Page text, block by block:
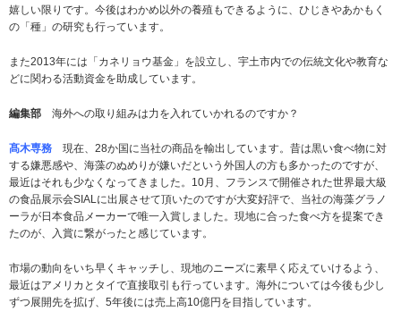
嬉しい限りです。今後はわかめ以外の養殖もできるように、ひじきやあかもく
の「種」の研究も行っています。
また2013年には「カネリョウ基金」を設立し、宇土市内での伝統文化や教育な
どに関わる活動資金を助成しています。
編集部 海外への取り組みは力を入れていかれるのですか？
髙木専務 現在、28か国に当社の商品を輸出しています。昔は黒い食べ物に対
する嫌悪感や、海藻のぬめりが嫌いだという外国人の方も多かったのですが、
最近はそれも少なくなってきました。10月、フランスで開催された世界最大級
の食品展示会SIALに出展させて頂いたのですが大変好評で、当社の海藻グラノ
ーラが日本食品メーカーで唯一入賞しました。現地に合った食べ方を提案でき
たのが、入賞に繋がったと感じています。
市場の動向をいち早くキャッチし、現地のニーズに素早く応えていけるよう、
最近はアメリカとタイで直接取引も行っています。海外については今後も少し
ずつ展開先を拡げ、5年後には売上高10億円を目指しています。